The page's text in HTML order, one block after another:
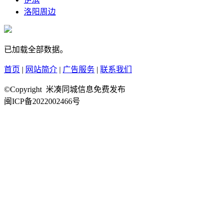
洛阳周边
已加载全部数据。
首页 | 网站简介 | 广告服务 | 联系我们
©Copyright 米凑同城信息免费发布
闽ICP备2022002466号